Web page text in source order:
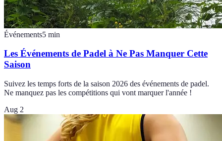
Événements5 min
Les Événements de Padel à Ne Pas Manquer Cette
Saison
Suivez les temps forts de la saison 2026 des événements de padel.
Ne manquez pas les compétitions qui vont marquer l'année !
Aug 2